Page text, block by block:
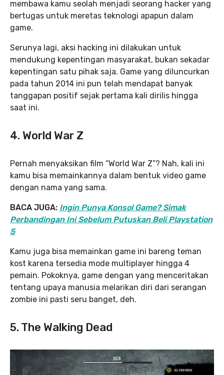
membawa kamu seolah menjadi seorang hacker yang
bertugas untuk meretas teknologi apapun dalam
game.
Serunya lagi, aksi hacking ini dilakukan untuk
mendukung kepentingan masyarakat, bukan sekadar
kepentingan satu pihak saja. Game yang diluncurkan
pada tahun 2014 ini pun telah mendapat banyak
tanggapan positif sejak pertama kali dirilis hingga
saat ini.
4. World War Z
Pernah menyaksikan film “World War Z”? Nah, kali ini
kamu bisa memainkannya dalam bentuk video game
dengan nama yang sama.
BACA JUGA: Ingin Punya Konsol Game? Simak
Perbandingan Ini Sebelum Putuskan Beli Playstation
5
Kamu juga bisa memainkan game ini bareng teman
kost karena tersedia mode multiplayer hingga 4
pemain. Pokoknya, game dengan yang menceritakan
tentang upaya manusia melarikan diri dari serangan
zombie ini pasti seru banget, deh.
5. The Walking Dead